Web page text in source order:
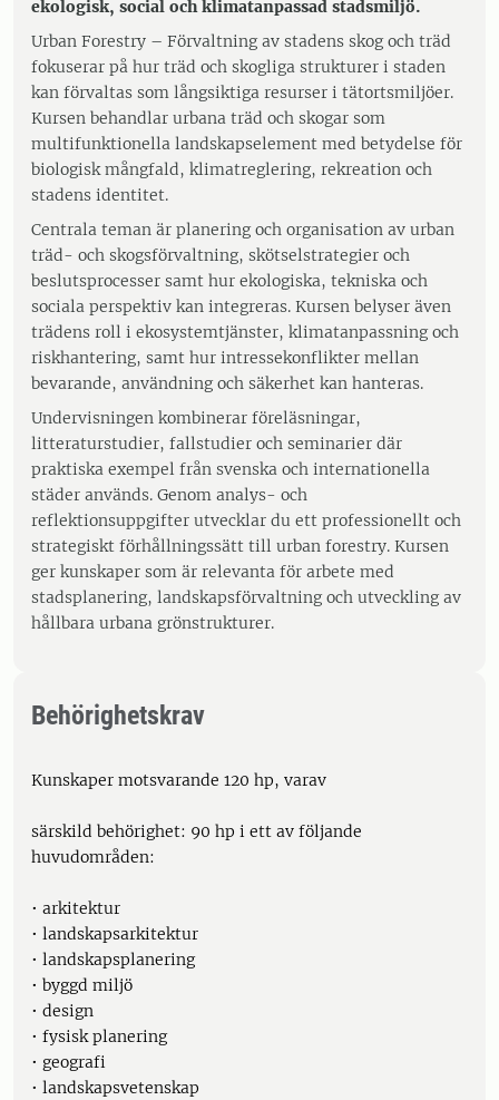
ekologisk, social och klimatanpassad stadsmiljö.
Urban Forestry – Förvaltning av stadens skog och träd
fokuserar på hur träd och skogliga strukturer i staden
kan förvaltas som långsiktiga resurser i tätortsmiljöer.
Kursen behandlar urbana träd och skogar som
multifunktionella landskapselement med betydelse för
biologisk mångfald, klimatreglering, rekreation och
stadens identitet.
Centrala teman är planering och organisation av urban
träd- och skogsförvaltning, skötselstrategier och
beslutsprocesser samt hur ekologiska, tekniska och
sociala perspektiv kan integreras. Kursen belyser även
trädens roll i ekosystemtjänster, klimatanpassning och
riskhantering, samt hur intressekonflikter mellan
bevarande, användning och säkerhet kan hanteras.
Undervisningen kombinerar föreläsningar,
litteraturstudier, fallstudier och seminarier där
praktiska exempel från svenska och internationella
städer används. Genom analys- och
reflektionsuppgifter utvecklar du ett professionellt och
strategiskt förhållningssätt till urban forestry. Kursen
ger kunskaper som är relevanta för arbete med
stadsplanering, landskapsförvaltning och utveckling av
hållbara urbana grönstrukturer.
Behörighetskrav
Kunskaper motsvarande 120 hp, varav
särskild behörighet: 90 hp i ett av följande
huvudområden:
• arkitektur
• landskapsarkitektur
• landskapsplanering
• byggd miljö
• design
• fysisk planering
• geografi
• landskapsvetenskap